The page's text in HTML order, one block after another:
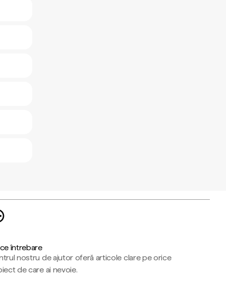
întrebare
nostru de ajutor oferă articole clare pe orice
de care ai nevoie.